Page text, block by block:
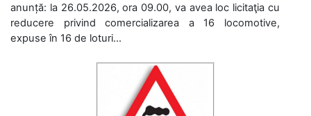
anunță: la 26.05.2026, ora 09.00, va avea loc licitaţia cu
reducere privind comercializarea a 16 locomotive,
expuse în 16 de loturi...